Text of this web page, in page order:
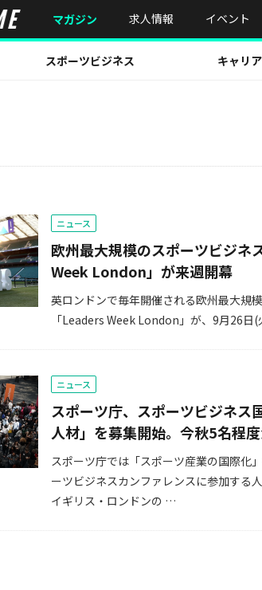
マガジン 求人情報 イベント
スポーツビジネス キャリア
ニュース
欧州最大規模のスポーツビジ
Week London」が来週開幕
英ロンドンで毎年開催される欧州最大規
「Leaders Week London」が、9月26
ニュース
スポーツ庁、スポーツビジネス
人材」を募集開始。今秋5名程
スポーツ庁では「スポーツ産業の国際化
ーツビジネスカンファレンスに参加する
イギリス・ロンドンの …